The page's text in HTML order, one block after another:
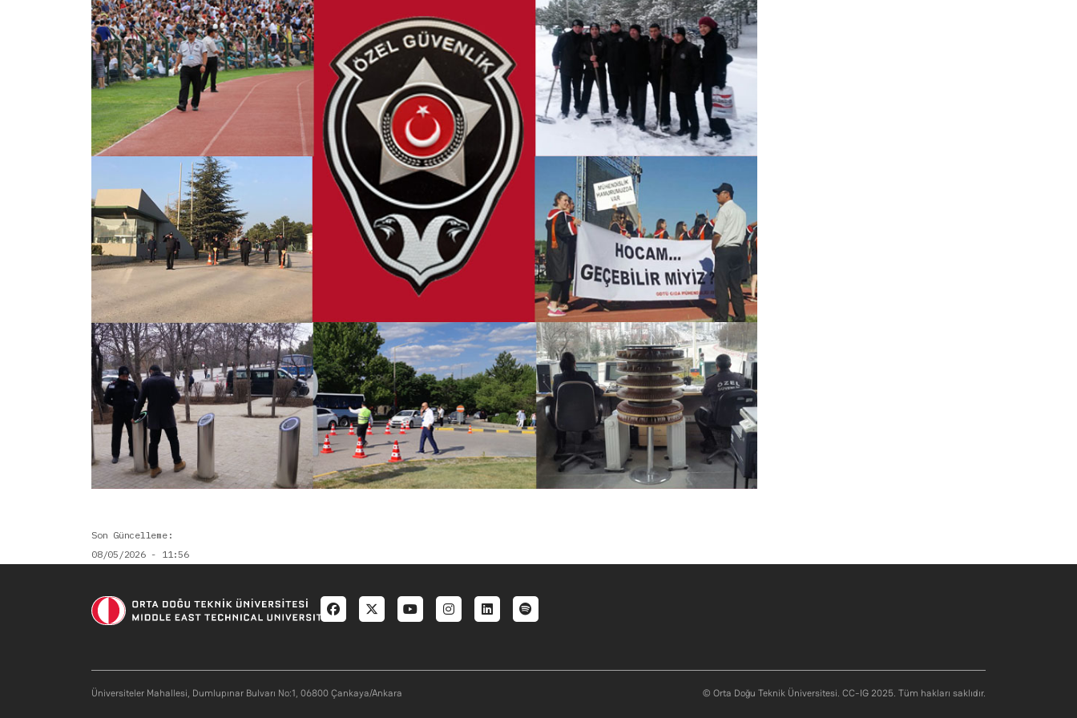
Son Güncelleme
08/05/2026 - 11:56
Social menu
Üniversiteler Mahallesi, Dumlupınar Bulvarı No:1, 06800 Çankaya/Ankara © Orta Doğu Teknik Üniversitesi. CC-IG 2025. Tüm hakları saklıdır.